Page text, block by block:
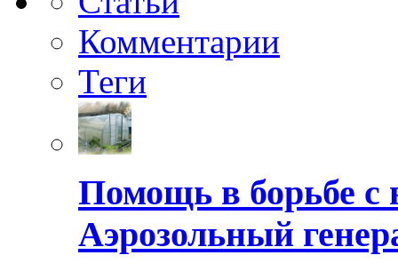
Комментарии
Теги
Помощь в борьбе с
Аэрозольный